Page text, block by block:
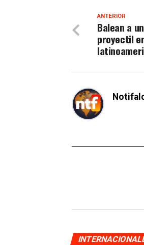
ANTERIOR
Balean a
proyectil